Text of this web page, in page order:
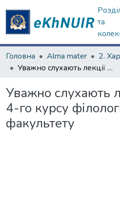
та
Головна Alma mater
Уважно слухають лекції студенти 4-го курсу філологічного факультету
Уважно слухають
4-го курсу
факультету